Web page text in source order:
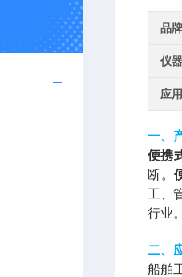
品牌
仪
应
一、
便携
断。
工、
行业
二、
船舶